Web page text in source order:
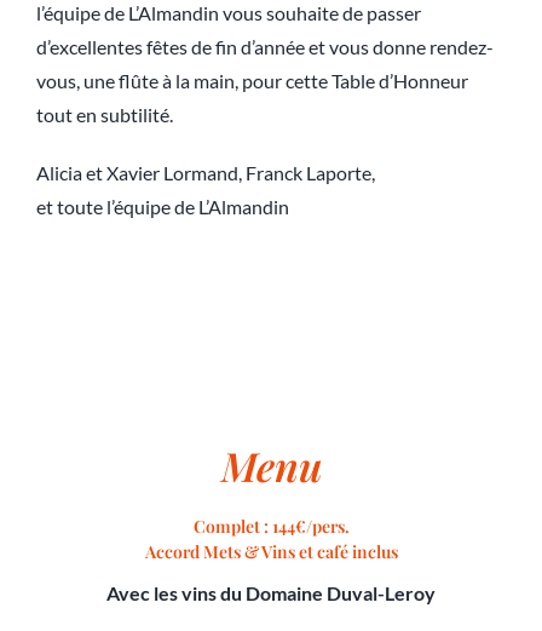
l’équipe de L’Almandin vous souhaite de passer
d’excellentes fêtes de fin d’année et vous donne rendez-
vous, une flûte à la main, pour cette Table d’Honneur
tout en subtilité.
Alicia et Xavier Lormand, Franck Laporte,
et toute l’équipe de L’Almandin
Menu
Complet : 144€/pers.
Accord Mets & Vins et café inclus
Avec les vins du Domaine Duval-Leroy